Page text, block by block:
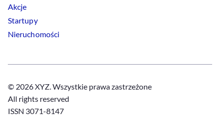
Akcje
Startupy
Nieruchomości
© 2026 XYZ. Wszystkie prawa zastrzeżone
All rights reserved
ISSN 3071-8147